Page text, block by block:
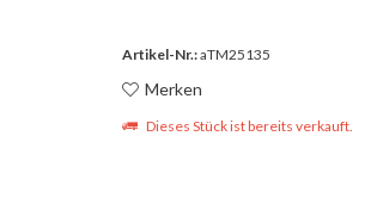
Artikel-Nr.:aTM25135
Merken
Dieses Stück ist bereits verkauft.